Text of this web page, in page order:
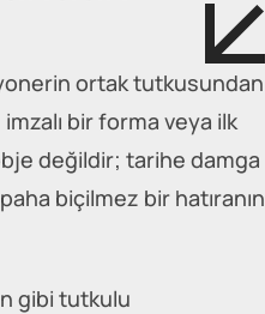
ortak tutkusundan
bir forma veya ilk
değildir; tarihe damga
biçilmez bir hatıranın
gibi tutkulu